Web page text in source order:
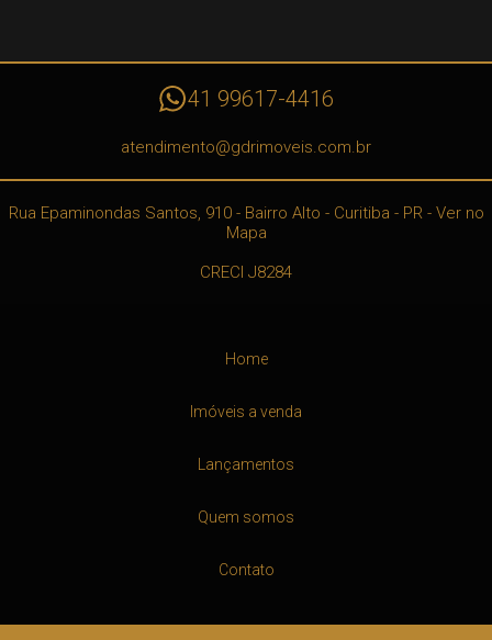
41 99617-4416
atendimento@gdrimoveis.com.br
Rua Epaminondas Santos, 910 - Bairro Alto - Curitiba - PR- Ver no
Mapa
CRECI J8284
Home
Imóveis a venda
Lançamentos
Quem somos
Contato